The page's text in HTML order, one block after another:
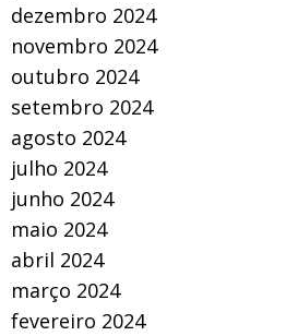
dezembro 2024
novembro 2024
outubro 2024
setembro 2024
agosto 2024
julho 2024
junho 2024
maio 2024
abril 2024
março 2024
fevereiro 2024